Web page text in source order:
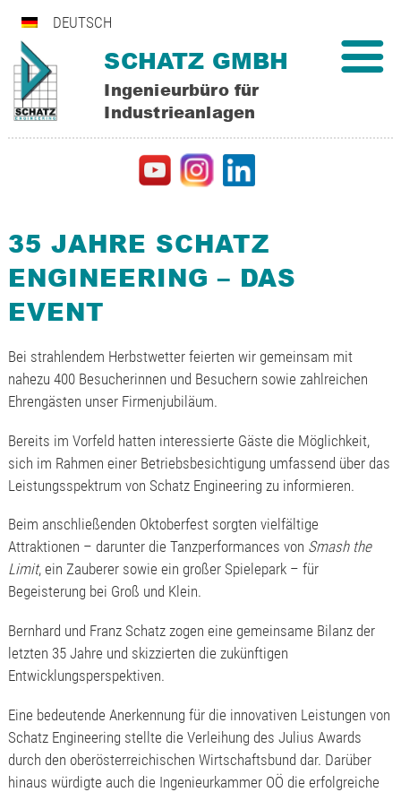
DEUTSCH
SCHATZ GMBH
Ingenieurbüro für
Industrieanlagen
35 JAHRE SCHATZ
ENGINEERING – DAS
EVENT
Bei strahlendem Herbstwetter feierten wir gemeinsam mit
nahezu 400 Besucherinnen und Besuchern sowie zahlreichen
Ehrengästen unser Firmenjubiläum.
Bereits im Vorfeld hatten interessierte Gäste die Möglichkeit,
sich im Rahmen einer Betriebsbesichtigung umfassend über das
Leistungsspektrum von Schatz Engineering zu informieren.
Beim anschließenden Oktoberfest sorgten vielfältige
Attraktionen – darunter die Tanzperformances von Smash the
Limit, ein Zauberer sowie ein großer Spielepark – für
Begeisterung bei Groß und Klein.
Bernhard und Franz Schatz zogen eine gemeinsame Bilanz der
letzten 35 Jahre und skizzierten die zukünftigen
Entwicklungsperspektiven.
Eine bedeutende Anerkennung für die innovativen Leistungen von
Schatz Engineering stellte die Verleihung des Julius Awards
durch den oberösterreichischen Wirtschaftsbund dar. Darüber
hinaus würdigte auch die Ingenieurkammer OÖ die erfolgreiche